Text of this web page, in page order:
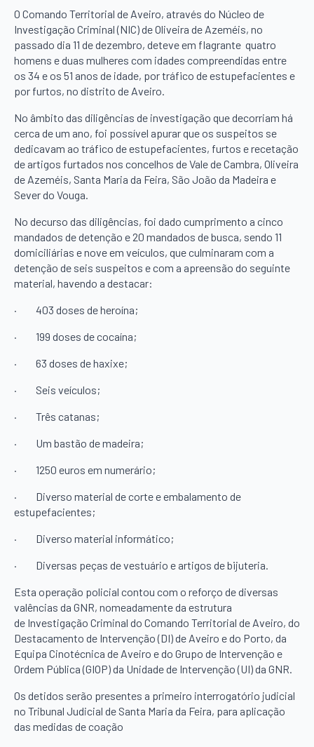
O Comando Territorial de Aveiro, através do Núcleo de
Investigação Criminal (NIC) de Oliveira de Azeméis, no
passado dia 11 de dezembro, deteve em flagrante quatro
homens e duas mulheres com idades compreendidas entre
os 34 e os 51 anos de idade, por tráfico de estupefacientes e
por furtos, no distrito de Aveiro.
No âmbito das diligências de investigação que decorriam há
cerca de um ano, foi possível apurar que os suspeitos se
dedicavam ao tráfico de estupefacientes, furtos e recetação
de artigos furtados nos concelhos de Vale de Cambra, Oliveira
de Azeméis, Santa Maria da Feira, São João da Madeira e
Sever do Vouga.
No decurso das diligências, foi dado cumprimento a cinco
mandados de detenção e 20 mandados de busca, sendo 11
domiciliárias e nove em veículos, que culminaram com a
detenção de seis suspeitos e com a apreensão do seguinte
material, havendo a destacar:
· 403 doses de heroína;
· 199 doses de cocaína;
· 63 doses de haxixe;
· Seis veículos;
· Três catanas;
· Um bastão de madeira;
· 1250 euros em numerário;
· Diverso material de corte e embalamento de
estupefacientes;
· Diverso material informático;
· Diversas peças de vestuário e artigos de bijuteria.
Esta operação policial contou com o reforço de diversas
valências da GNR, nomeadamente da estrutura
de Investigação Criminal do Comando Territorial de Aveiro, do
Destacamento de Intervenção (DI) de Aveiro e do Porto, da
Equipa Cinotécnica de Aveiro e do Grupo de Intervenção e
Ordem Pública (GIOP) da Unidade de Intervenção (UI) da GNR.
Os detidos serão presentes a primeiro interrogatório judicial
no Tribunal Judicial de Santa Maria da Feira, para aplicação
das medidas de coação